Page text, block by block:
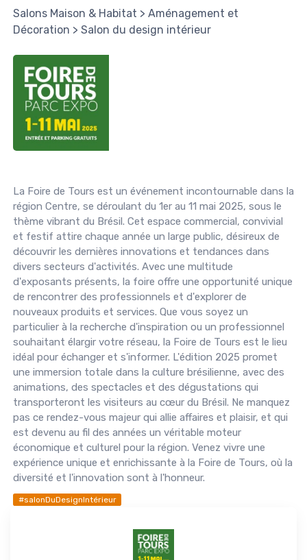
Salons Maison & Habitat > Aménagement et
Décoration > Salon du design intérieur
La Foire de Tours est un événement incontournable dans la
région Centre, se déroulant du 1er au 11 mai 2025, sous le
thème vibrant du Brésil. Cet espace commercial, convivial
et festif attire chaque année un large public, désireux de
découvrir les dernières innovations et tendances dans
divers secteurs d'activités. Avec une multitude
d'exposants présents, la foire offre une opportunité unique
de rencontrer des professionnels et d'explorer de
nouveaux produits et services. Que vous soyez un
particulier à la recherche d'inspiration ou un professionnel
souhaitant élargir votre réseau, la Foire de Tours est le lieu
idéal pour échanger et s'informer. L'édition 2025 promet
une immersion totale dans la culture brésilienne, avec des
animations, des spectacles et des dégustations qui
transporteront les visiteurs au cœur du Brésil. Ne manquez
pas ce rendez-vous majeur qui allie affaires et plaisir, et qui
est devenu au fil des années un véritable moteur
économique et culturel pour la région. Venez vivre une
expérience unique et enrichissante à la Foire de Tours, où la
diversité et l'innovation sont à l'honneur.
#salonDuDesignIntérieur